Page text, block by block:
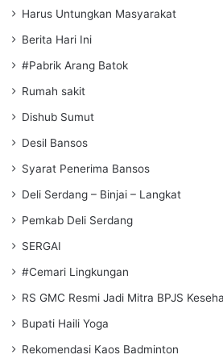
Harus Untungkan Masyarakat
Berita Hari Ini
#Pabrik Arang Batok
Rumah sakit
Dishub Sumut
Desil Bansos
Syarat Penerima Bansos
Deli Serdang – Binjai – Langkat
Pemkab Deli Serdang
SERGAI
#Cemari Lingkungan
RS GMC Resmi Jadi Mitra BPJS
Bupati Haili Yoga
Rekomendasi Kaos Badminton